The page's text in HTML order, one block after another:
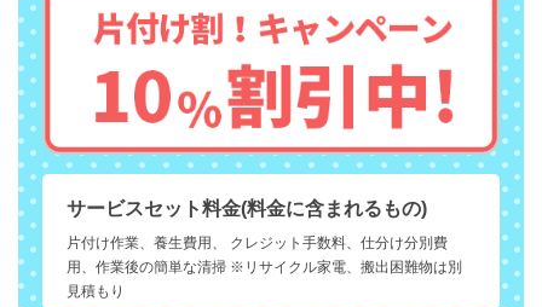
サービスセット料金(料金に含まれるもの)
片付け作業、養生費用、 クレジット手数料、仕分け分別費
用、作業後の簡単な清掃 ※リサイクル家電、搬出困難物は別
見積もり